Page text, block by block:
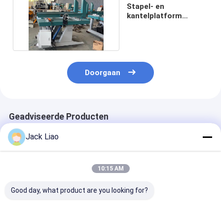
Stapel- en
kantelplatform
Doorgaan
Geadviseerde Producten
Jack Liao
10:15 AM
Good day, what product are you looking for?